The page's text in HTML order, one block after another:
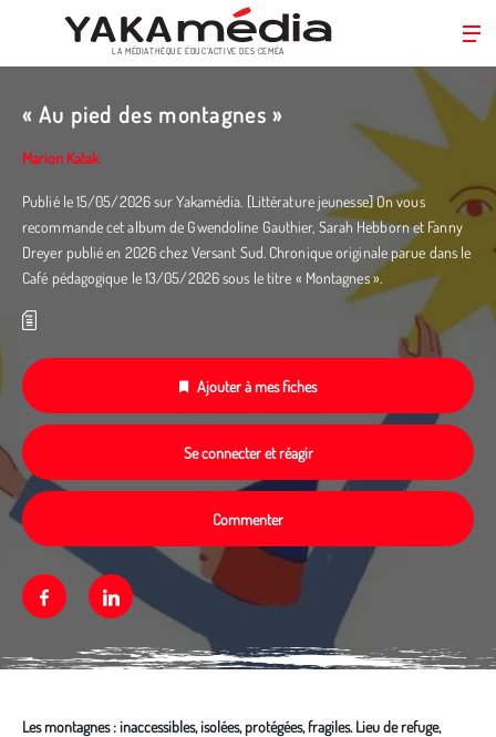
principal
LA MÉDIATHÈQUE ÉDUC’ACTIVE DES CEMÉA
« Au pied des montagnes »
Marion Katak
Publié le 15/05/2026 sur Yakamédia. [Littérature jeunesse] On vous
recommande cet album de Gwendoline Gauthier, Sarah Hebborn et Fanny
Dreyer publié en 2026 chez Versant Sud. Chronique originale parue dans le
Café pédagogique le 13/05/2026 sous le titre « Montagnes ».
Ajouter à mes fiches
Se connecter et réagir
Commenter
FacebookLinkedin
Les montagnes : inaccessibles, isolées, protégées, fragiles. Lieu de refuge,